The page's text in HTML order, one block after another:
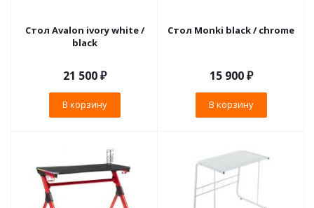
Стол Avalon ivory white /
black
21 500₽
В корзину
Стол Monki black / chrome
15 900₽
В корзину